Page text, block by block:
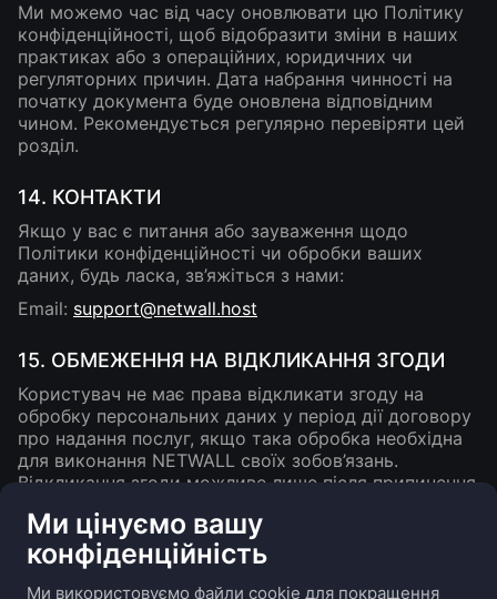
Ми можемо час від часу оновлювати цю Політику
конфіденційності, щоб відобразити зміни в наших
практиках або з операційних, юридичних чи
регуляторних причин. Дата набрання чинності на
початку документа буде оновлена відповідним
чином. Рекомендується регулярно перевіряти цей
розділ.
14. КОНТАКТИ
Якщо у вас є питання або зауваження щодо
Політики конфіденційності чи обробки ваших
даних, будь ласка, зв’яжіться з нами:
Email: support@netwall.host
15. ОБМЕЖЕННЯ НА ВІДКЛИКАННЯ ЗГОДИ
Користувач не має права відкликати згоду на
обробку персональних даних у період дії договору
про надання послуг, якщо така обробка необхідна
для виконання NETWALL своїх зобов’язань.
Відкликання згоди можливе лише після припинення
NETWALL.
Ми цінуємо вашу
конфіденційність
Ми використовуємо файли cookie для покращення